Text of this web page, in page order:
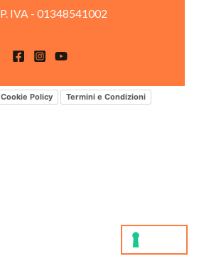
P. IVA - 01348541002
Cookie Policy Termini e Condizioni